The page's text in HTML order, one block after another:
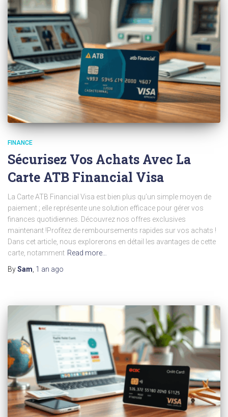
FINANCE
Sécurisez Vos Achats Avec La
Carte ATB Financial Visa
La Carte ATB Financial Visa est bien plus qu’un simple moyen de
paiement ; elle représente une solution efficace pour gérer vos
finances quotidiennes. Découvrez nos offres exclusives
maintenant !Profitez de remboursements rapides sur vos achats !
Dans cet article, nous explorerons en détail les avantages de cette
carte, notamment Read more…
BySam, 1 an ago